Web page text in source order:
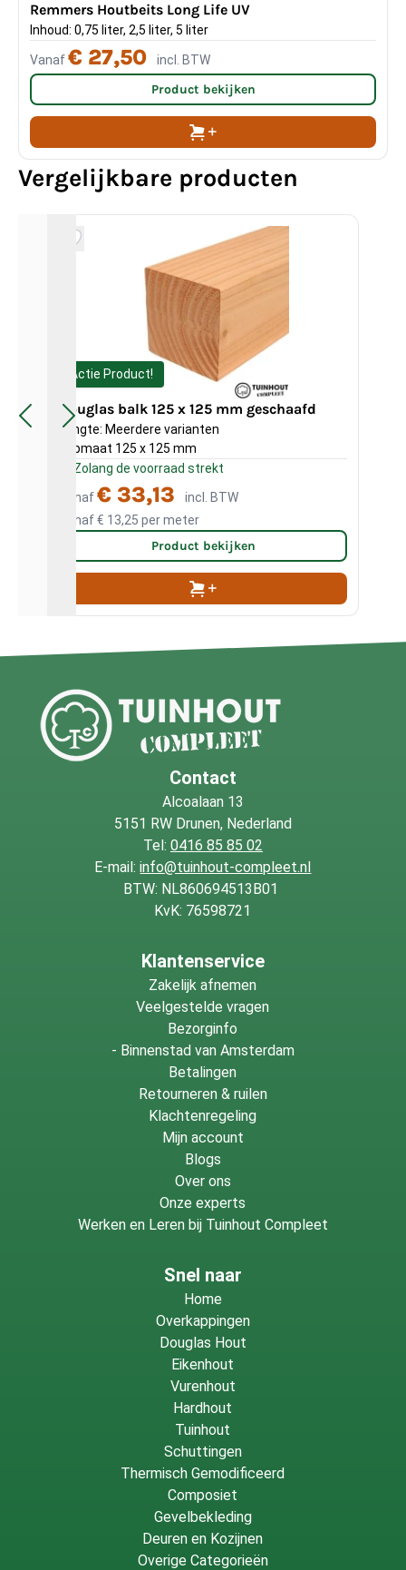
Remmers Houtbeits Long Life UV
Inhoud: 0,75 liter, 2,5 liter, 5 liter
Vanaf€ 27,50 incl. BTW
Product bekijken
Vergelijkbare producten
Actie Product!
Douglas balk 125 x 125 mm geschaafd
Lengte: Meerdere varianten
Kopmaat 125 x 125 mm
Zolang de voorraad strekt
Vanaf€ 33,13
incl. BTW
Vanaf€ 13,25 per meter
Product bekijken
Contact
Alcoalaan 13
5151 RW Drunen, Nederland
Tel: 0416 85 85 02
E-mail:info@tuinhout-compleet.nl
BTW: NL860694513B01
KvK: 76598721
Klantenservice
Zakelijk afnemen
Veelgestelde vragen
Bezorginfo
- Binnenstad van Amsterdam
Betalingen
Retourneren & ruilen
Klachtenregeling
Mijn account
Blogs
Over ons
Onze experts
Werken en Leren bij Tuinhout Compleet
Snel naar
Home
Overkappingen
Douglas Hout
Eikenhout
Vurenhout
Hardhout
Tuinhout
Schuttingen
Thermisch Gemodificeerd
Composiet
Gevelbekleding
Deuren en Kozijnen
Overige Categorieën